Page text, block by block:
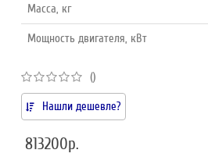
Масса, кг
Мощность двигателя, кВт
()
Нашли дешевле?
813200р.